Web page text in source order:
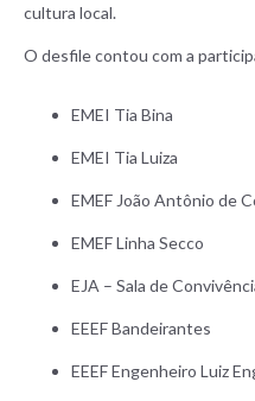
cultura local.
O desfile contou com a
EMEI Tia Bina
EMEI Tia Luiza
EMEF João Antônio de
EMEF Linha Secco
EJA – Sala de
EEEF Bandeirantes
EEEF Engenheiro Luiz